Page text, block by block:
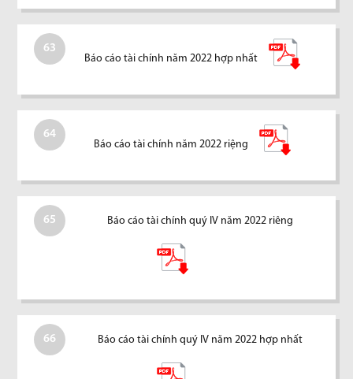
63
Báo cáo tài chính năm 2022 hợp nhất
64
Báo cáo tài chính năm 2022 riệng
65 Báo cáo tài chính quý IV năm 2022 riêng
66 Báo cáo tài chính quý IV năm 2022 hợp nhất